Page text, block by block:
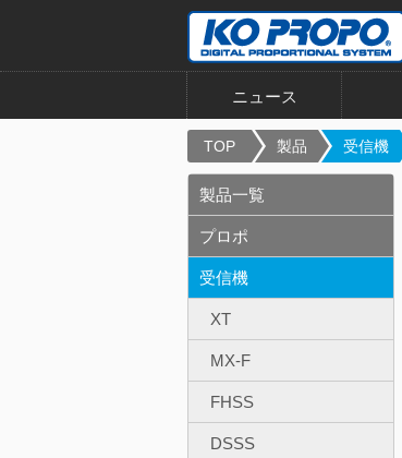
ニュース
TOP 製品 受信機
製品一覧
プロポ
受信機
XT
MX-F
FHSS
DSSS